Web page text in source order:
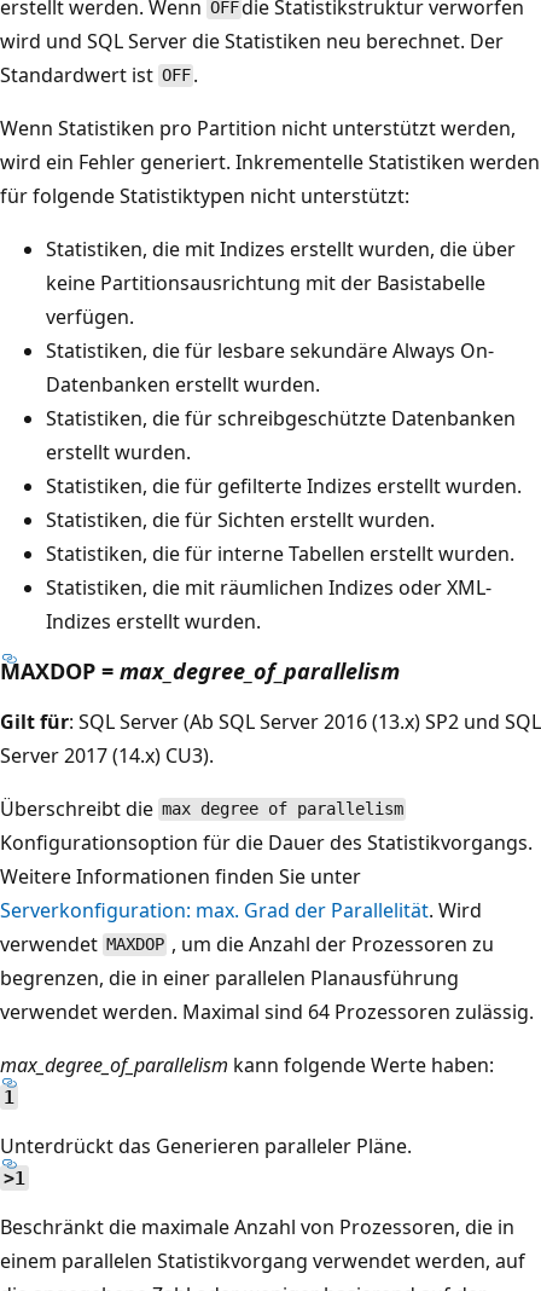
erstellt werden. Wenn OFFdie Statistikstruktur verworfen
wird und SQL Server die Statistiken neu berechnet. Der
Standardwert ist OFF .
Wenn Statistiken pro Partition nicht unterstützt werden,
wird ein Fehler generiert. Inkrementelle Statistiken werden
für folgende Statistiktypen nicht unterstützt:
Statistiken, die mit Indizes erstellt wurden, die über
keine Partitionsausrichtung mit der Basistabelle
verfügen.
Statistiken, die für lesbare sekundäre Always On-
Datenbanken erstellt wurden.
Statistiken, die für schreibgeschützte Datenbanken
erstellt wurden.
Statistiken, die für gefilterte Indizes erstellt wurden.
Statistiken, die für Sichten erstellt wurden.
Statistiken, die für interne Tabellen erstellt wurden.
Statistiken, die mit räumlichen Indizes oder XML-
Indizes erstellt wurden.
MAXDOP = max_degree_of_parallelism
Gilt für: SQL Server (Ab SQL Server 2016 (13.x) SP2 und SQL
Server 2017 (14.x) CU3).
Überschreibt die max degree of parallelism
Konfigurationsoption für die Dauer des Statistikvorgangs.
Weitere Informationen finden Sie unter
Serverkonfiguration: max. Grad der Parallelität. Wird
verwendet MAXDOP , um die Anzahl der Prozessoren zu
begrenzen, die in einer parallelen Planausführung
verwendet werden. Maximal sind 64 Prozessoren zulässig.
max_degree_of_parallelism kann folgende Werte haben:
1
Unterdrückt das Generieren paralleler Pläne.
>1
Beschränkt die maximale Anzahl von Prozessoren, die in
einem parallelen Statistikvorgang verwendet werden, auf